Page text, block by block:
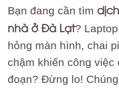
Bạn đang cần tìm
nhà ở Đà Lạt?
hỏng màn hình, chai
chậm khiến công việc
đoạn? Đừng lo!